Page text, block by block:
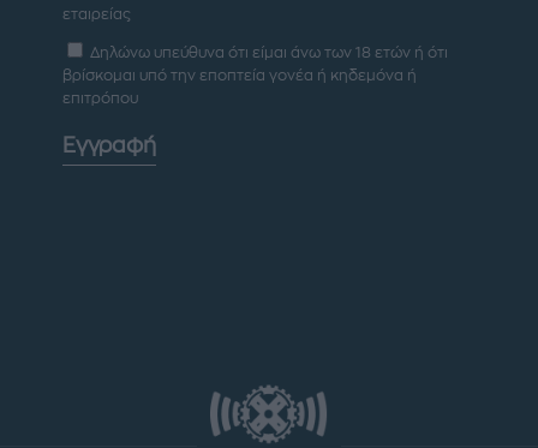
εταιρείας
Δηλώνω υπεύθυνα ότι είμαι άνω των 18 ετών ή ότι
βρίσκομαι υπό την εποπτεία γονέα ή κηδεμόνα ή
επιτρόπου
Εγγραφή